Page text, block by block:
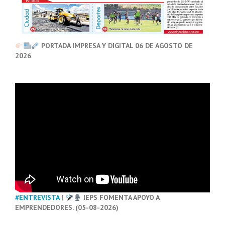
PORTADA IMPRESA Y DIGITAL 06 DE AGOSTO DE
2026
#ENTREVISTA|
IEPS FOMENTA APOYO A
EMPRENDEDORES. (05-08-2026)